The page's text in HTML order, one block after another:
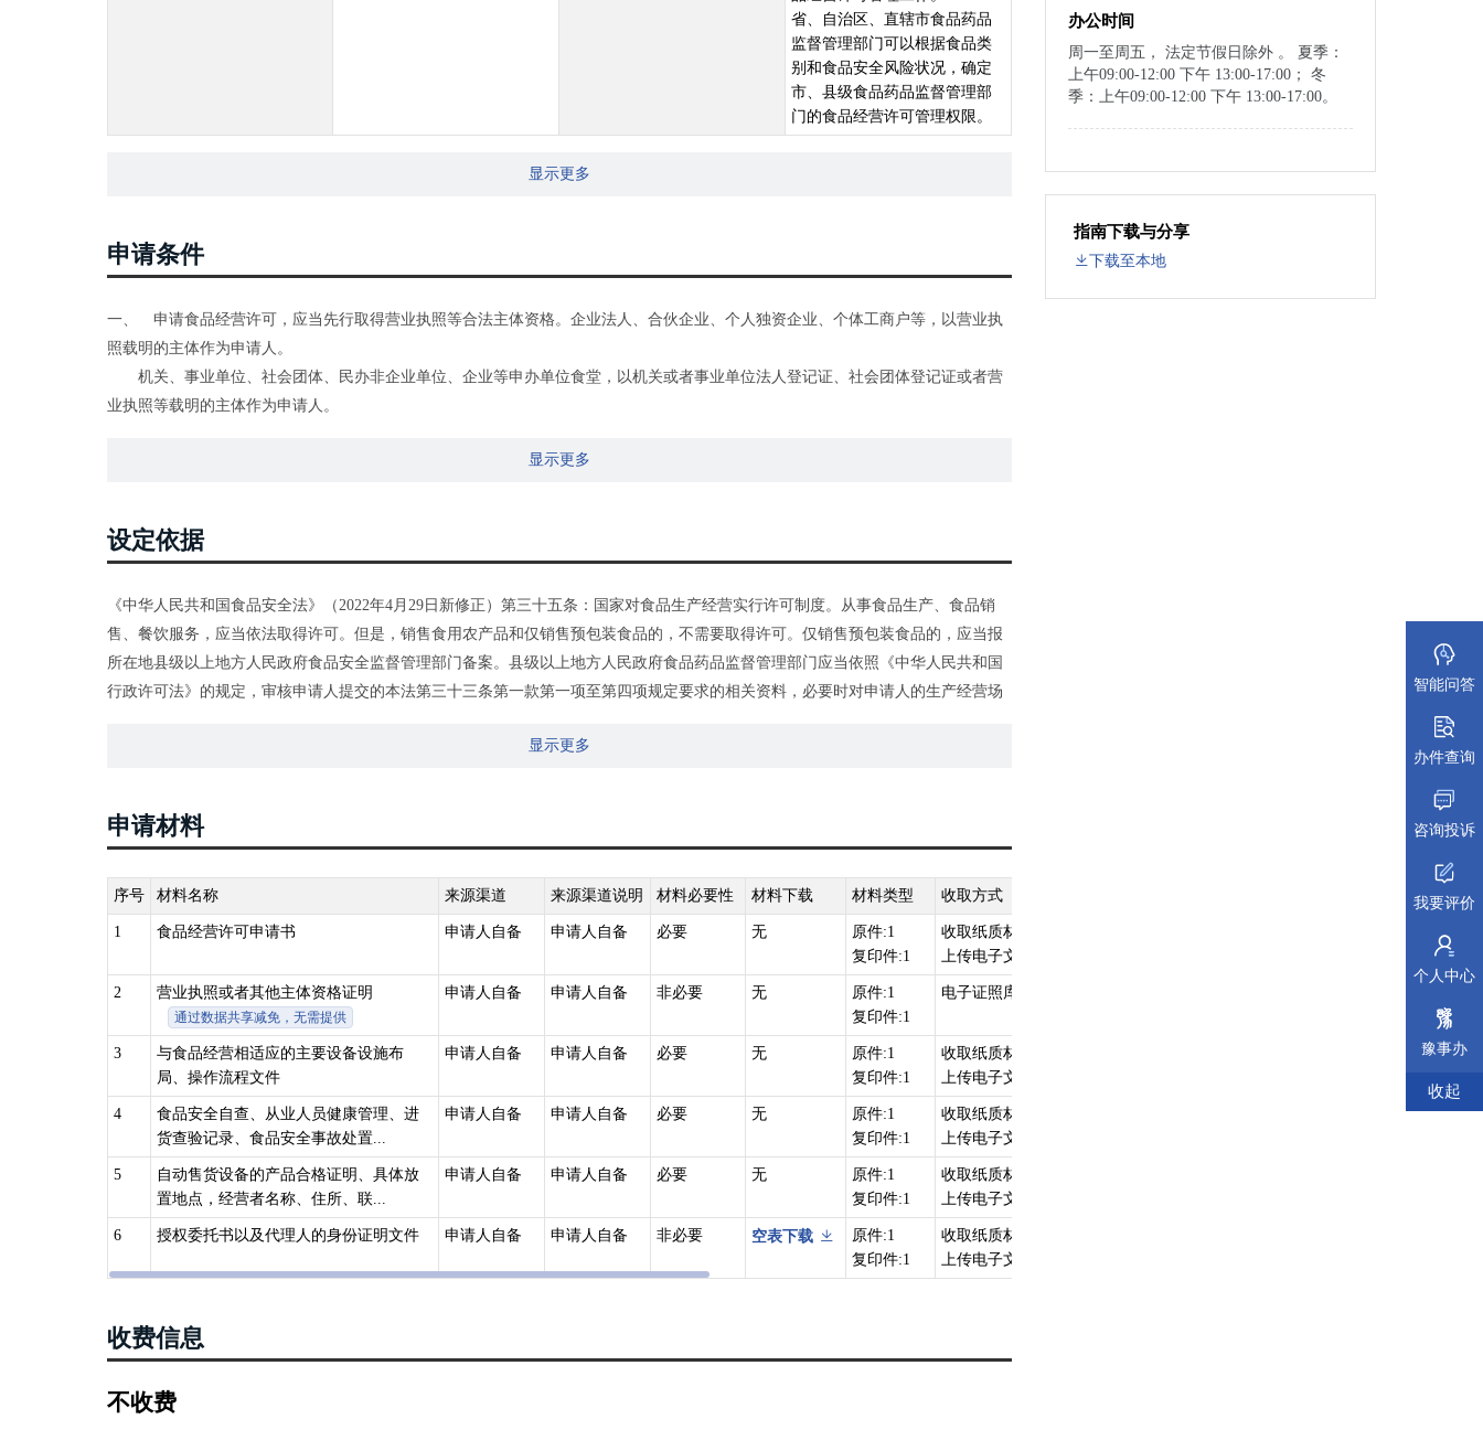
省、自治区、直辖市食品药品
监督管理部门可以根据食品类
别和食品安全风险状况，确定
市、县级食品药品监督管理部
门的食品经营许可管理权限。
显示更多
申请条件
一、 申请食品经营许可，应当先行取得营业执照等合法主体资格。企业法人、合伙企业、个人独资企业、个体工商户等，以营业执
照载明的主体作为申请人。
机关、事业单位、社会团体、民办非企业单位、企业等申办单位食堂，以机关或者事业单位法人登记证、社会团体登记证或者营
业执照等载明的主体作为申请人。
（一）具有与经营的食品品种、数量相适应的食品原料处理和食品加工、销售、贮存等场所，保持该场所环境整洁，并与有毒、
尘、防蝇、防鼠、防虫、洗涤以及处理废水、存放垃圾和废弃物的设备或者设施；
（四）具有合理的设备布局和工艺流程，防止待加工食品与直接入口食品、原料与成品交叉污染，避免食品接触有毒物、不洁
物；
（五）法律、法规规定的其他条件。
显示更多
设定依据
《中华人民共和国食品安全法》（2022年4月29日新修正）第三十五条：国家对食品生产经营实行许可制度。从事食品生产、食品销
售、餐饮服务，应当依法取得许可。但是，销售食用农产品和仅销售预包装食品的，不需要取得许可。仅销售预包装食品的，应当报
所在地县级以上地方人民政府食品安全监督管理部门备案。县级以上地方人民政府食品药品监督管理部门应当依照《中华人民共和国
行政许可法》的规定，审核申请人提交的本法第三十三条第一款第一项至第四项规定要求的相关资料，必要时对申请人的生产经营场
显示更多
申请材料
序号 材料名称 来源渠道 来源渠道说明 材料必要性 材料下载 材料类型 收取方式 材料依据
1 食品经营许可申请书 申请人自备 申请人自备 必要 无
原件:1
复印件:1
收取纸质材料、
上传电子文件
2 营业执照或者其他主体资格证明
通过数据共享减免，无需提供
申请人自备 申请人自备 非必要 无
原件:1
复印件:1
电子证照库引用
3
与食品经营相适应的主要设备设施布
局、操作流程文件
申请人自备 申请人自备 必要 无
原件:1
复印件:1
收取纸质材料、
上传电子文件
查看依据
4
食品安全自查、从业人员健康管理、进
货查验记录、食品安全事故处置...
申请人自备 申请人自备 必要 无
原件:1
复印件:1
收取纸质材料、
上传电子文件
查看依据
5
自动售货设备的产品合格证明、具体放
置地点，经营者名称、住所、联...
申请人自备 申请人自备 必要 无
原件:1
复印件:1
收取纸质材料、
上传电子文件
6 授权委托书以及代理人的身份证明文件 申请人自备 申请人自备 非必要 空表下载
原件:1
复印件:1
收取纸质材料、
上传电子文件
收费信息
不收费
办公时间
周一至周五， 法定节假日除外 。 夏季：
上午09:00-12:00 下午 13:00-17:00； 冬
季：上午09:00-12:00 下午 13:00-17:00。
指南下载与分享
下载至本地
智能问答
办件查询
咨询投诉
我要评价
个人中心
豫事办
收起